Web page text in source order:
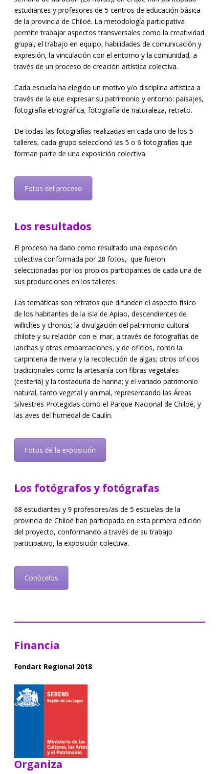
estudiantes y profesores de 5 centros de educación básica
de la provincia de Chiloé. La metodología participativa
permite trabajar aspectos transversales como la creatividad
grupal, el trabajo en equipo, habilidades de comunicación y
expresión, la vinculación con el entorno y la comunidad, a
través de un proceso de creación artística colectiva.
Cada escuela ha elegido un motivo y/o disciplina artística a
través de la que expresar su patrimonio y entorno: paisajes,
fotografía etnográfica, fotografía de naturaleza, retrato.
De todas las fotografías realizadas en cada uno de los 5
talleres, cada grupo seleccionó las 5 o 6 fotografías que
forman parte de una exposición colectiva.
Fotos del proceso
Los resultados
El proceso ha dado como resultado una exposición
colectiva conformada por 28 fotos, que fueron
seleccionadas por los propios participantes de cada una de
sus producciones en los talleres.
Las temáticas son retratos que difunden el aspecto físico
de los habitantes de la isla de Apiao, descendientes de
williches y chonos; la divulgación del patrimonio cultural
chilote y su relación con el mar, a través de fotografías de
lanchas y otras embarcaciones, y de oficios, como la
carpinteria de rivera y la recolección de algas; otros oficios
tradicionales como la artesanía con fibras vegetales
(cestería) y la tostaduría de harina; y el variado patrimonio
natural, tanto vegetal y animal, representando las Áreas
Silvestres Protegidas como el Parque Nacional de Chiloé, y
las aves del humedal de Caulín.
Fotos de la exposición
Los fotógrafos y fotógrafas
68 estudiantes y 9 profesores/as de 5 escuelas de la
provincia de Chiloé han participado en esta primera edición
del proyecto, conformando a través de su trabajo
participativo, la exposición colectiva.
Conócelos
Financia
Fondart Regional 2018
Organiza